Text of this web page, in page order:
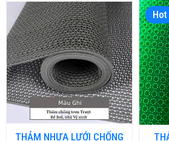
THẢM NHỰA LƯỚI CHỐNG
Hot